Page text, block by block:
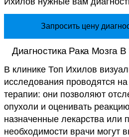
Запросить цену
Диагностика Рака Мозга
В клинике Топ Ихилов
исследования проводятся
терапии: они позволяют
опухоли и оценивать
назначенные лекарства или
необходимости врачи могут